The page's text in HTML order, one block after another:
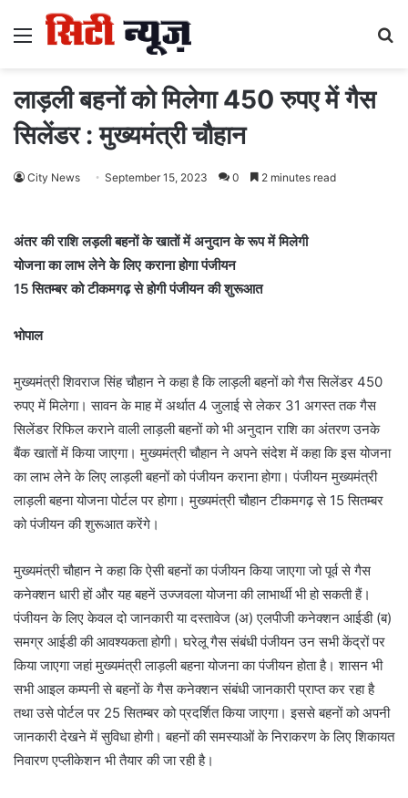
Menu
लाड़ली बहनों को मिलेगा 450 रुपए में गैस
सिलेंडर : मुख्यमंत्री चौहान
City News September 15, 2023 0 2 minutes read
अंतर की राशि लड़ली बहनों के खातों में अनुदान के रूप में मिलेगी
योजना का लाभ लेने के लिए कराना होगा पंजीयन
15 सितम्बर को टीकमगढ़ से होगी पंजीयन की शुरूआत
भोपाल
मुख्यमंत्री शिवराज सिंह चौहान ने कहा है कि लाड़ली बहनों को गैस सिलेंडर 450
रुपए में मिलेगा। सावन के माह में अर्थात 4 जुलाई से लेकर 31 अगस्त तक गैस
सिलेंडर रिफिल कराने वाली लाड़ली बहनों को भी अनुदान राशि का अंतरण उनके
बैंक खातों में किया जाएगा। मुख्यमंत्री चौहान ने अपने संदेश में कहा कि इस योजना
का लाभ लेने के लिए लाड़ली बहनों को पंजीयन कराना होगा। पंजीयन मुख्यमंत्री
लाड़ली बहना योजना पोर्टल पर होगा। मुख्यमंत्री चौहान टीकमगढ़ से 15 सितम्बर
को पंजीयन की शुरूआत करेंगे।
मुख्यमंत्री चौहान ने कहा कि ऐसी बहनों का पंजीयन किया जाएगा जो पूर्व से गैस
कनेक्शन धारी हों और यह बहनें उज्जवला योजना की लाभार्थी भी हो सकती हैं।
पंजीयन के लिए केवल दो जानकारी या दस्तावेज (अ) एलपीजी कनेक्शन आईडी (ब)
समग्र आईडी की आवश्यकता होगी। घरेलू गैस संबंधी पंजीयन उन सभी केंद्रों पर
किया जाएगा जहां मुख्यमंत्री लाड़ली बहना योजना का पंजीयन होता है। शासन भी
सभी आइल कम्पनी से बहनों के गैस कनेक्शन संबंधी जानकारी प्राप्त कर रहा है
तथा उसे पोर्टल पर 25 सितम्बर को प्रदर्शित किया जाएगा। इससे बहनों को अपनी
जानकारी देखने में सुविधा होगी। बहनों की समस्याओं के निराकरण के लिए शिकायत
निवारण एप्लीकेशन भी तैयार की जा रही है।